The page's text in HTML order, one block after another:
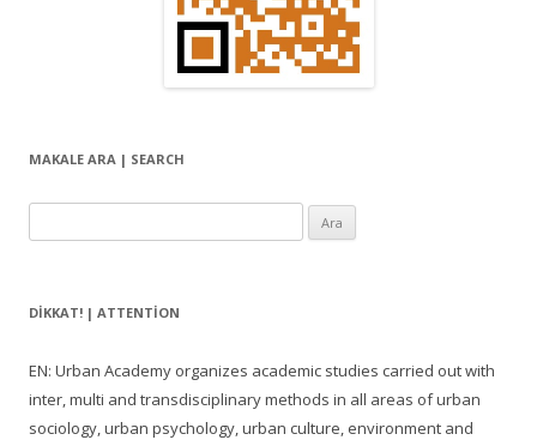
MAKALE ARA | SEARCH
DIKKAT! | ATTENTION
EN: Urban Academy organizes academic studies carried out with
inter, multi and transdisciplinary methods in all areas of urban
sociology, urban psychology, urban culture, environment and